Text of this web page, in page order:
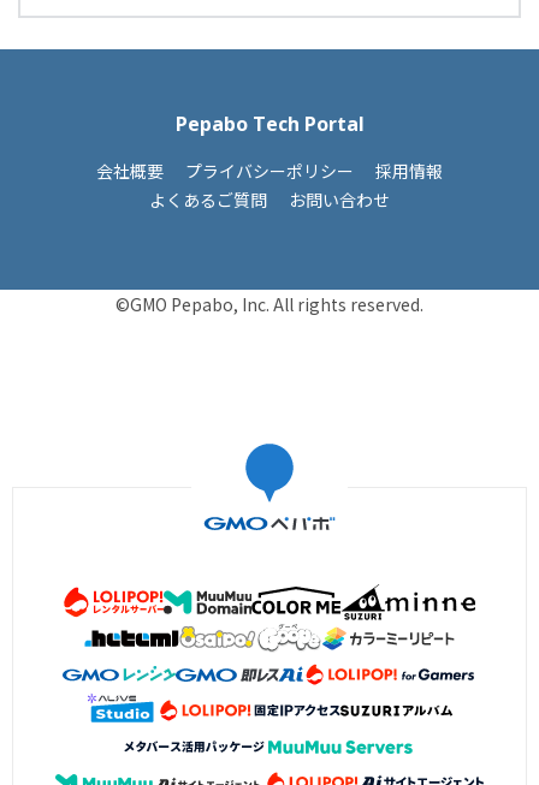
Pepabo Tech Portal
会社概要 プライバシーポリシー
採用情報
よくあるご質問
お問い合わせ
©GMO Pepabo, Inc. All rights reserved.